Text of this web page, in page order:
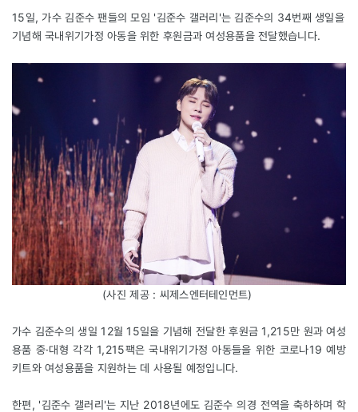
15일, 가수 김준수 팬들의 모임 '김준수 갤러리'는 김준수의 34번째 생일을
기념해 국내위기가정 아동을 위한 후원금과 여성용품을 전달했습니다.
(사진 제공 : 씨제스엔터테인먼트)
가수 김준수의 생일 12월 15일을 기념해 전달한 후원금 1,215만 원과 여성
용품 중·대형 각각 1,215팩은 국내위기가정 아동들을 위한 코로나19 예방
키트와 여성용품을 지원하는 데 사용될 예정입니다.
한편, '김준수 갤러리'는 지난 2018년에도 김준수 의경 전역을 축하하며 학